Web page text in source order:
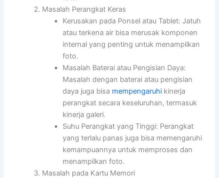
Masalah Perangkat Keras
Kerusakan pada Ponsel atau Tablet: Jatuh
atau terkena air bisa merusak komponen
internal yang penting untuk menampilkan
foto.
Masalah Baterai atau Pengisian Daya:
Masalah dengan baterai atau pengisian
daya juga bisa mempengaruhi kinerja
perangkat secara keseluruhan, termasuk
kinerja galeri.
Suhu Perangkat yang Tinggi: Perangkat
yang terlalu panas juga bisa memengaruhi
kemampuannya untuk memproses dan
menampilkan foto.
Masalah pada Kartu Memori